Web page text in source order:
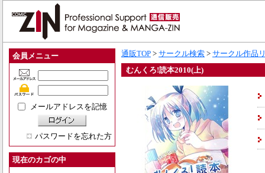
会員メニュー
メールアドレスを記憶
パスワードを忘れた方
現在のカゴの中
通販TOP > サークル検索 > サークル作品
むんくろ!読本2010(上)